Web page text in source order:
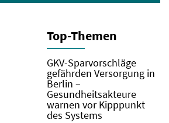
Top-Themen
GKV-Sparvorschläge
gefährden Versorgung in
Berlin –
Gesundheitsakteure
warnen vor Kipppunkt
des Systems